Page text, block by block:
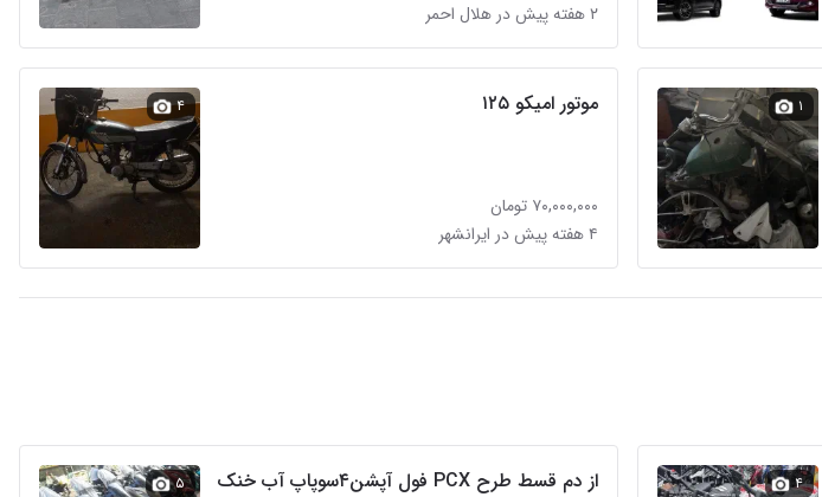
۲ هفته پیش در هلال احمر
۱ موتور امیکو ۱۲۵
۷۰,۰۰۰,۰۰۰ تومان
۴ هفته پیش در ایرانشهر
۴
۴
از دم قسط طرح PCX فول آپشن۴سوپاپ آب خنک
۵